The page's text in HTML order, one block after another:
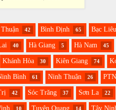
42 Bình Định 65 Bạc Liêu
40 Hà Giang 5 Hà Nam 45
Khánh Hòa 30 Kiên Giang 74
Bình 61 Ninh Thuận 26
42 Sóc Trăng 37 Sơn La 22
10 Tuyên Quang 14 Tây